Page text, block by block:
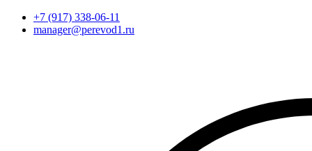
+7 (917) 338-06-11
manager@perevod1.ru